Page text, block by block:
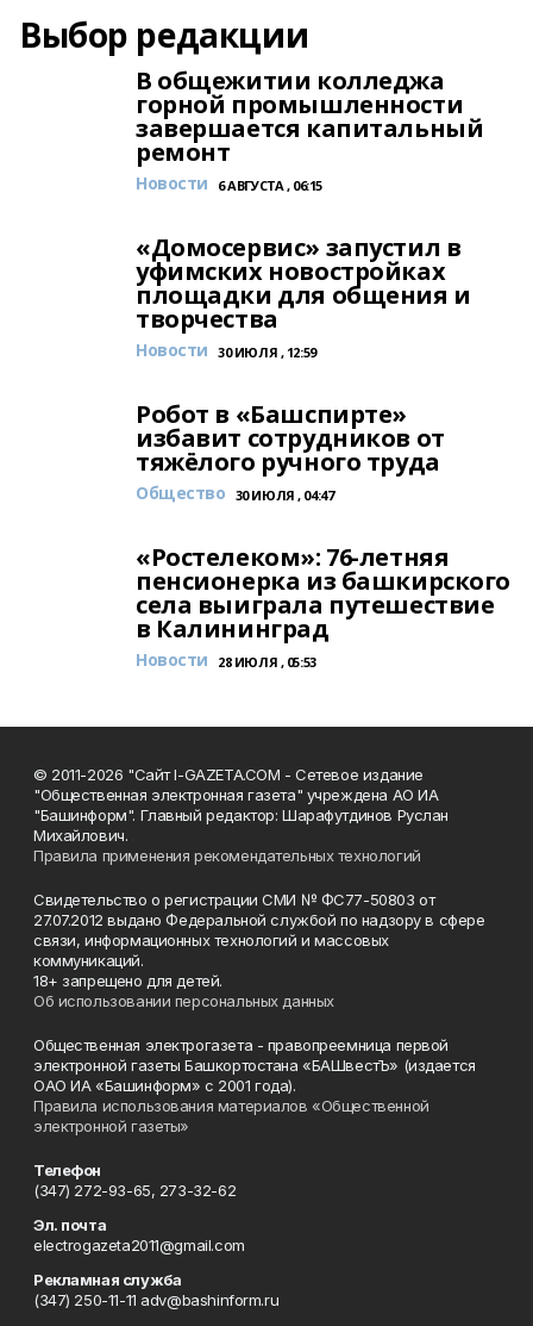
Выбор редакции
В общежитии колледжа
горной промышленности
завершается капитальный
ремонт
Новости 6 АВГУСТА , 06:15
«Домосервис» запустил в
уфимских новостройках
площадки для общения и
творчества
Новости 30 ИЮЛЯ , 12:59
Робот в «Башспирте»
избавит сотрудников от
тяжёлого ручного труда
Общество 30 ИЮЛЯ , 04:47
«Ростелеком»: 76-летняя
пенсионерка из башкирского
села выиграла путешествие
в Калининград
Новости 28 ИЮЛЯ , 05:53
© 2011-2026 "Сайт I-GAZETA.COM - Сетевое издание
"Общественная электронная газета" учреждена АО ИА
"Башинформ". Главный редактор: Шарафутдинов Руслан
Михайлович.
Правила применения рекомендательных технологий
Свидетельство о регистрации СМИ № ФС77-50803 от
27.07.2012 выдано Федеральной службой по надзору в сфере
связи, информационных технологий и массовых
коммуникаций.
18+ запрещено для детей.
Об использовании персональных данных
Общественная электрогазета - правопреемница первой
электронной газеты Башкортостана «БАШвестЪ» (издается
ОАО ИА «Башинформ» с 2001 года).
Правила использования материалов «Общественной
электронной газеты»
Телефон
(347) 272-93-65, 273-32-62
Эл. почта
electrogazeta2011@gmail.com
Рекламная служба
(347) 250-11-11 adv@bashinform.ru